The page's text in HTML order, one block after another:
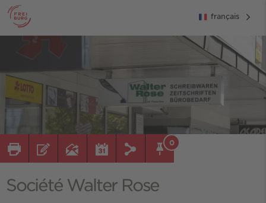
français
0
Société Walter Rose